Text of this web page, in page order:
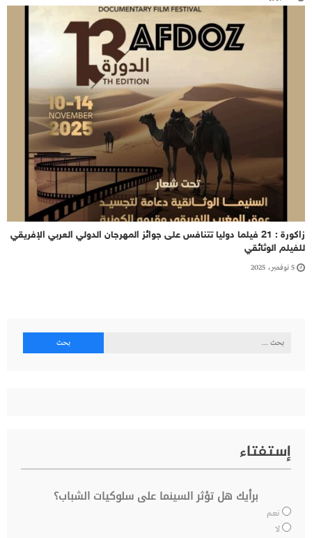
زاكورة : 21 فيلما دوليا تتنافس على جوائز المهرجان الدولي العربي الإفريقي
للفيلم الوثائقي
5 نوفمبر، 2025
البحث
إستفتاء
برأيك هل تؤثر السينما على سلوكيات الشباب؟
نعم
لا